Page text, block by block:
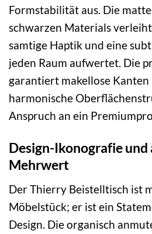
Formstabilität aus. Die
schwarzen Materials
samtige Haptik und eine
jeden Raum aufwertet. Die
garantiert makellose Kanten
harmonische
Anspruch an ein
Design-Ikonografie
Mehrwert
Der Thierry Beistelltisch ist
Möbelstück; er ist ein
Design. Die organisch